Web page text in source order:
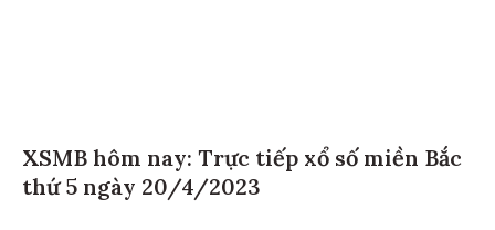
XSMB hôm nay: Trực tiếp xổ số miền Bắc
thứ 5 ngày 20/4/2023